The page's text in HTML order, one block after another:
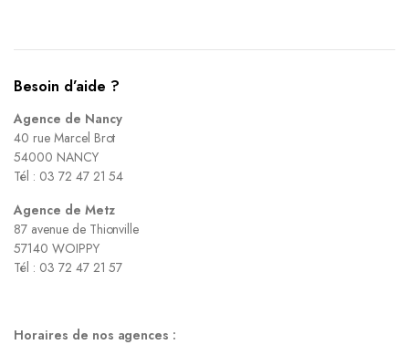
Besoin d’aide ?
Agence de Nancy
40 rue Marcel Brot
54000 NANCY
Tél : 03 72 47 21 54
Agence de Metz
87 avenue de Thionville
57140 WOIPPY
Tél : 03 72 47 21 57
Horaires de nos agences :